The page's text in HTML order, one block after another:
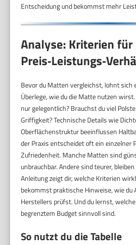
Entscheidung und bekommst mehr
Analyse: Kriterien für
Bevor du Matten vergleichst, lohnt sich
Überlege, wie du die Matte nutzen
nur gelegentlich? Brauchst du viel
Griffigkeit? Technische Details wie
Oberflächenstruktur beeinflussen
der Praxis entscheidet oft ein einzelner
Zufriedenheit. Manche Matten sind
unbrauchbar. Andere sind teurer,
Anleitung zeigt dir, welche Kriterien
bekommst praktische Hinweise, wie du
Herstellers prüfst. Und du lernst,
begrenztem Budget sinnvoll sind.
So nutzt du die Tabelle